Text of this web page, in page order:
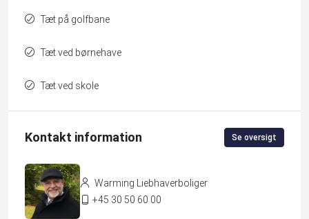
Tæt på golfbane
Tæt ved børnehave
Tæt ved skole
Kontakt information Se oversigt
Warming Liebhaverboliger
+45 30 50 60 00